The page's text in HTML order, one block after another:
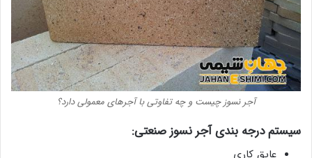
آجر نسوز چیست و چه تفاوتی با آجرهای معمولی دارد؟
سیستم درجه بندی آجر نسوز صنعتی:
عایق کاری